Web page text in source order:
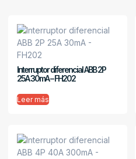
Interruptor diferencial ABB 2P
25A 30mA – FH202
Leer más